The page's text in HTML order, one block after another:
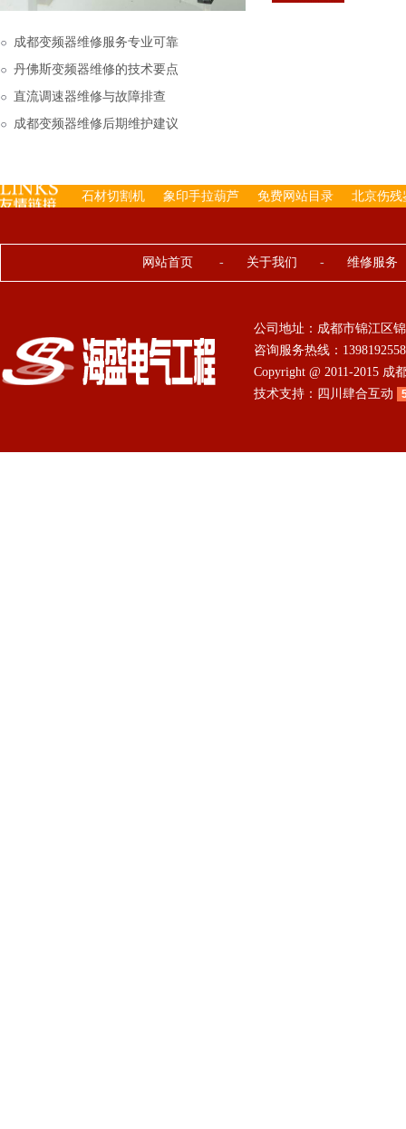
下来的，机内已经存有
成都变频器维修服务专业可靠
丹佛斯变频器维修的技术要点
直流调速器维修与故障排查
成都变频器维修后期维护建议
石材切割机 象印手拉葫芦 免费网站目录 北京伤残
网站首页 - 关于我们 - 维修服务
公司地址：成都市锦江区
咨询服务热线：
Copyright @ 2011-2015
技术支持： 四川肆合互动